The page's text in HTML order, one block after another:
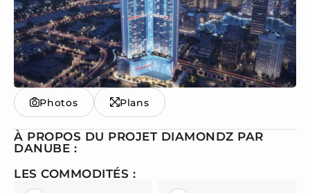
Photos Plans
À PROPOS DU PROJET DIAMONDZ PAR
DANUBE :
LES COMMODITÉS :